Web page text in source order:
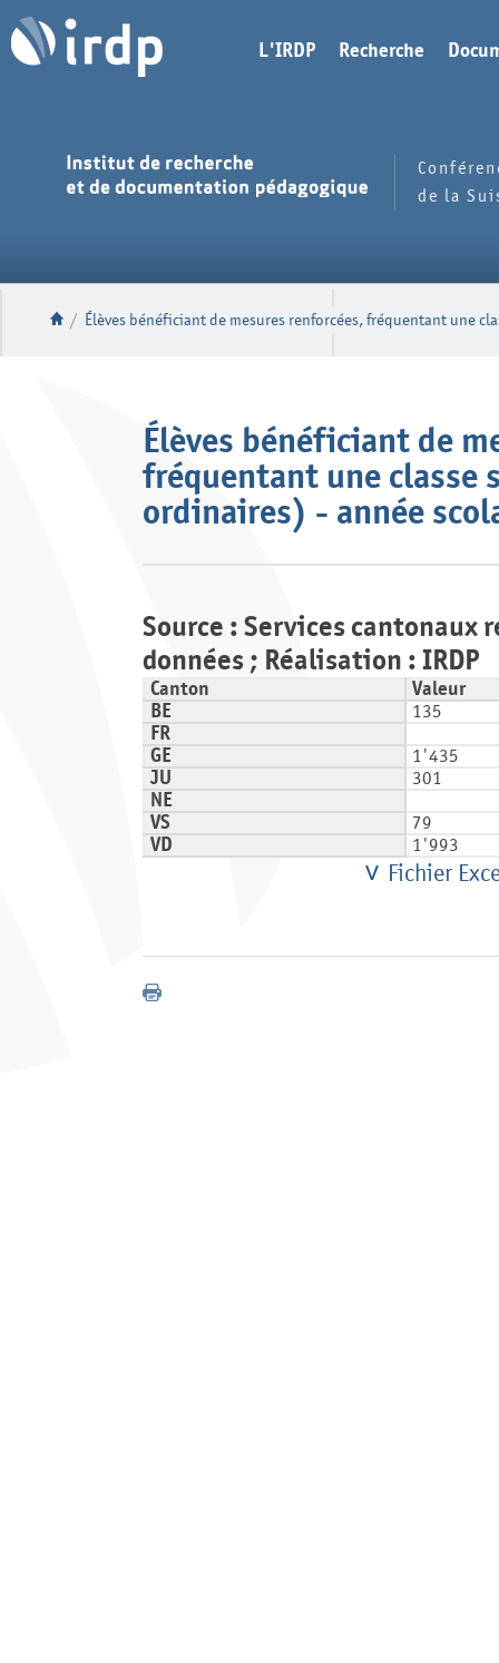
L'IRDP Recherche
de la
/ Élèves bénéficiant de mesures renforcées, fréquentant une
Élèves bénéficiant de
fréquentant une classe
ordinaires) - année
Source : Services cantonaux
données ; Réalisation : IRDP
Canton
Valeur
BE
135
FR
GE
1'435
JU 301
NE
VS
79
VD 1'993
Fichier